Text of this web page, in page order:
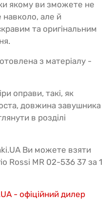
якому ви зможете не
навколо, але й
та оригінальним
з матеріалу -
оправи, такі, як
довжина завушника
в розділі
Ви можете взяти
Rossi MR 02-536 37 за 1
- офіційний дилер